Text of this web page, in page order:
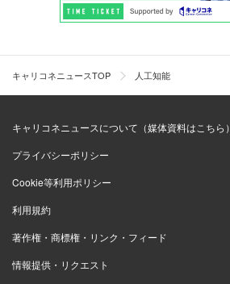
キャリコネニュースTOP 人工知能
キャリコネニュースについて（媒体資料はこちら）
プライバシーポリシー
Cookie等利用ポリシー
利用規約
著作権・商標権・リンク・フィード
情報提供・リクエスト